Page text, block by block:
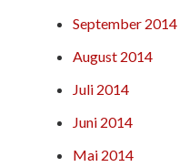
September 2014
August 2014
Juli 2014
Juni 2014
Mai 2014